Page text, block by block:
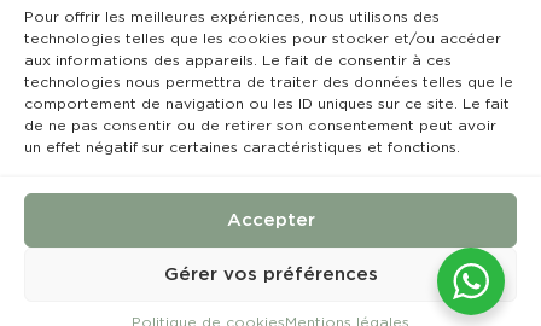
Pour offrir les meilleures expériences, nous utilisons des
technologies telles que les cookies pour stocker et/ou accéder
aux informations des appareils. Le fait de consentir à ces
technologies nous permettra de traiter des données telles que le
comportement de navigation ou les ID uniques sur ce site. Le fait
de ne pas consentir ou de retirer son consentement peut avoir
un effet négatif sur certaines caractéristiques et fonctions.
Accepter
Gérer vos préférences
Politique de cookies Mentions légales
Rempla’Dentaire © 2023 Tous droits réservés
Conception et réalisation :
Mentions légales